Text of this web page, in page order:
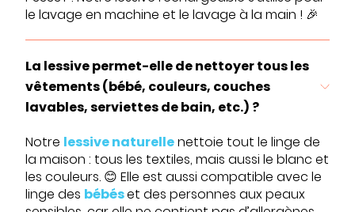
le lavage en machine et le lavage à la main ! 🎉
La lessive permet-elle de nettoyer tous les
vêtements (bébé, couleurs, couches
lavables, serviettes de bain, etc.) ?
Notre lessive naturellenettoie tout le linge de
la maison : tous les textiles, mais aussi le blanc et
les couleurs. 😊 Elle est aussi compatible avec le
linge des bébéset des personnes aux peaux